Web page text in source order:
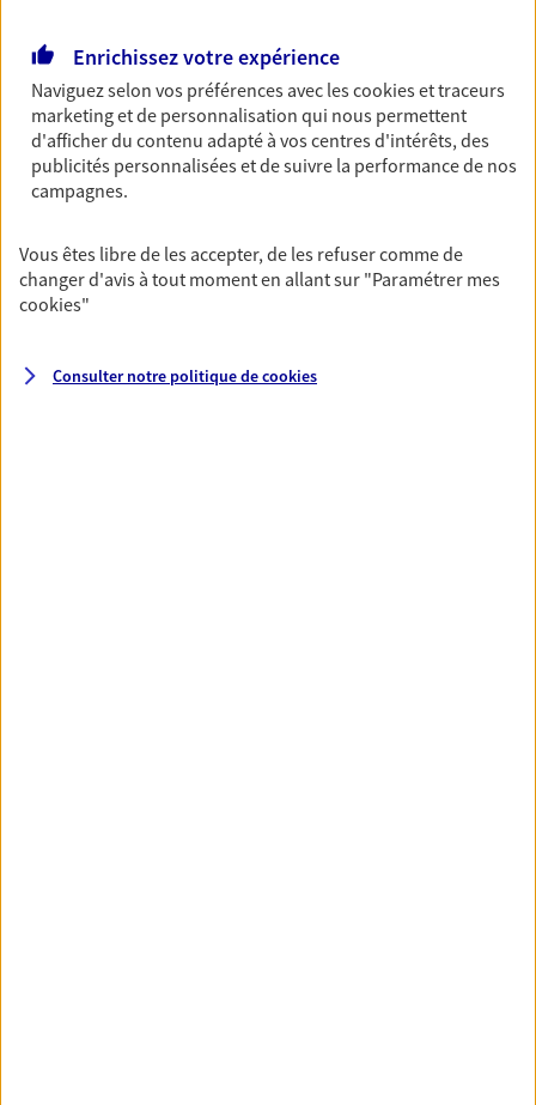
NOUS CONTACTER
VOIR NOTRE SITE WEB
Le Carboulec Evariste
Cabinet Gca Assurances 167 Rue Charles Germain,
Enrichissez votre expérience
Naviguez selon vos préférences avec lescookies et traceurs
marketing et de personnalisation qui nous permettent
d'afficher du contenu adapté à vos centres d'intérêts, des
publicités personnalisées et de suivre la performance de nos
campagnes.
Vous êtes libre de les accepter, de les refuser comme de
changer d'avis à tout moment en allant sur "Paramétrer mes
cookies"
Consulter notre politique decookies